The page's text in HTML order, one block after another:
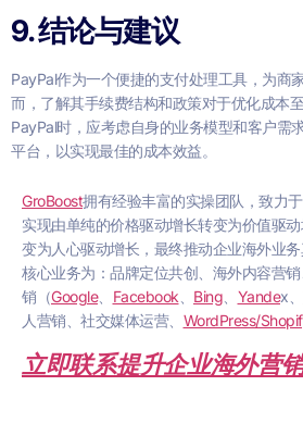
9. 结论与建议
PayPal作为一个便捷的支付处理工具，为商
而，了解其手续费结构和政策对于优化成本
PayPal时，应考虑自身的业务模型和客户需
平台，以实现最佳的成本效益。
GroBoost拥有经验丰富的实操团队，致力
实现由单纯的价格驱动增长转变为价值驱
变为人心驱动增长，最终推动企业海外业
核心业务为：品牌定位共创、海外内容营
销（Google、 Facebook、 Bing、 Yandex、
人营销、社交媒体运营、 WordPress/
立即联系提升企业海外营